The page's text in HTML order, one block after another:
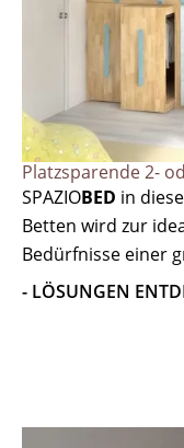
Platzsparende 2-
SPAZIOBED in
Betten wird zur
Bedürfnisse einer
- LÖSUNGEN